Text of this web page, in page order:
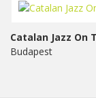
Catalan Jazz On
Budapest